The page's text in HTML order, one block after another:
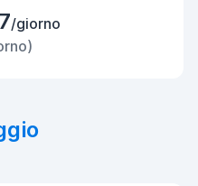
/giorno